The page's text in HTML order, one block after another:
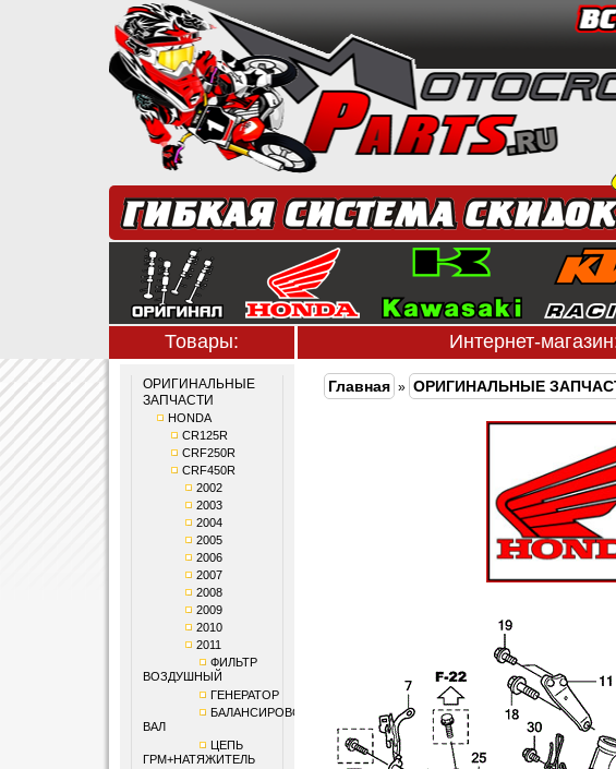
Товары: Интернет-
ОРИГИНАЛЬНЫЕ
ЗАПЧАСТИ
HONDA
CR125R
CRF250R
CRF450R
2002
2003
2004
2005
2006
2007
2008
2009
2010
2011
ФИЛЬТР
ВОЗДУШНЫЙ
ГЕНЕРАТОР
БАЛАНСИРОВОЧНЫЙ
ВАЛ
ЦЕПЬ
ГРМ+НАТЯЖИТЕЛЬ
Главная » ОРИГИНАЛЬНЫЕ